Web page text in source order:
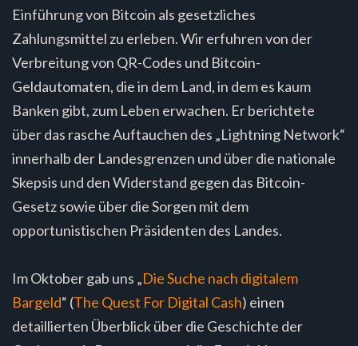
Einführung von Bitcoin als gesetzliches
Zahlungsmittel zu erleben. Wir erfuhren von der
Verbreitung von QR-Codes und Bitcoin-
Geldautomaten, die in dem Land, in dem es kaum
Banken gibt, zum Leben erwachen. Er berichtete
über das rasche Auftauchen des „Lightning Network“
innerhalb der Landesgrenzen und über die nationale
Skepsis und den Widerstand gegen das Bitcoin-
Gesetz sowie über die Sorgen mit dem
opportunistischen Präsidenten des Landes.
Im Oktober gab uns „Die Suche nach digitalem
Bargeld“ (The Quest For Digital Cash) einen
detaillierten Überblick über die Geschichte der